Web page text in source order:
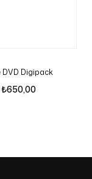
DVD Digipack
₺650,00